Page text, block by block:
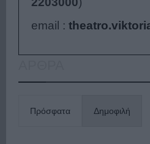
email :
Πρόσφατα Δημοφιλή